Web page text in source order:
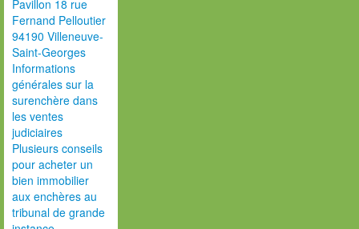
Pavillon 18 rue
Fernand Pelloutier
94190 Villeneuve-
Saint-Georges
Informations
générales sur la
surenchère dans
les ventes
judiciaires
Plusieurs conseils
pour acheter un
bien immobilier
aux enchères au
tribunal de grande